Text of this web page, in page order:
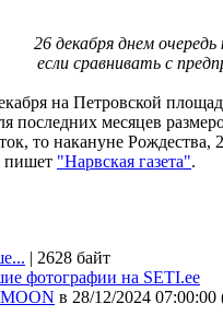
26 декабря днем
если сравнивать с
на Петровской
последних месяцев
то накануне
пишет "Нарвская газета".
| 2628 байт
фотографии на SETI.ee
в 28/12/2024 07:00:00